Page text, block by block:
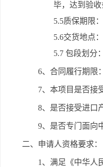
毕，达到验收
5.5质保期限
5.6交货地点
5.7 包段划分
6、合同履行期限
7、本项目是否接
8、是否接受进口
9、是否专门面向
二、申请人资格要求：
1、满足《中华人